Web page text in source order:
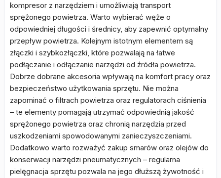
kompresor z narzędziem i umożliwiają transport
sprężonego powietrza. Warto wybierać węże o
odpowiedniej długości i średnicy, aby zapewnić optymalny
przepływ powietrza. Kolejnym istotnym elementem są
złączki i szybkozłączki, które pozwalają na łatwe
podłączanie i odłączanie narzędzi od źródła powietrza.
Dobrze dobrane akcesoria wpływają na komfort pracy oraz
bezpieczeństwo użytkowania sprzętu. Nie można
zapominać o filtrach powietrza oraz regulatorach ciśnienia
– te elementy pomagają utrzymać odpowiednią jakość
sprężonego powietrza oraz chronią narzędzia przed
uszkodzeniami spowodowanymi zanieczyszczeniami.
Dodatkowo warto rozważyć zakup smarów oraz olejów do
konserwacji narzędzi pneumatycznych – regularna
pielęgnacja sprzętu pozwala na jego dłuższą żywotność i